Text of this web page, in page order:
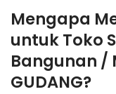
Mengapa
untuk Toko
Bangunan /
GUDANG?